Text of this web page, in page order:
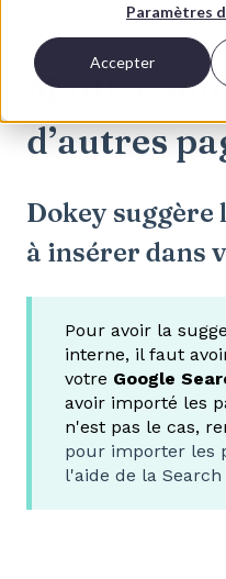
Paramètres
Accepter
Rédiger un contenu
Mailler son
d’autres
Dokey suggère
à insérer dans
Pour avoir la
interne, il faut
votre Google
avoir importé les
n'est pas le cas,
pour importer les
l'aide de la Search